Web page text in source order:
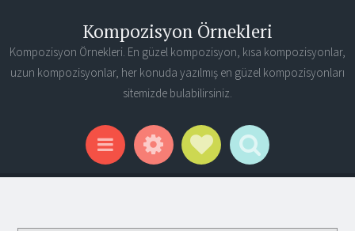
Kompozisyon Örnekleri
Kompozisyon Örnekleri. En güzel kompozisyon, kısa kompozisyonlar,
uzun kompozisyonlar, her konuda yazılmış en güzel kompozisyonları
sitemizde bulabilirsiniz.
Menu WidgetsSocial Links
Search